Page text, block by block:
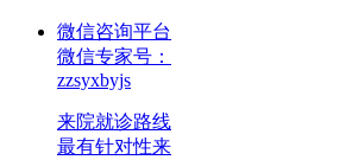
微信咨询平台
微信专家号：
zzsyxbyjs
来院就诊路线
最有针对性来